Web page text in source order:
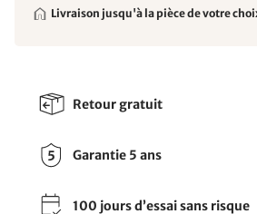
Livraison jusqu'à la pièce de votre
Retour gratuit
Garantie 5 ans
100 jours d’essai sans risque